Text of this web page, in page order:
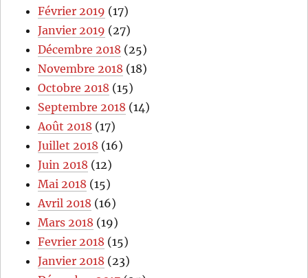
Février 2019 (17)
Janvier 2019 (27)
Décembre 2018 (25)
Novembre 2018 (18)
Octobre 2018 (15)
Septembre 2018 (14)
Août 2018 (17)
Juillet 2018 (16)
Juin 2018 (12)
Mai 2018 (15)
Avril 2018 (16)
Mars 2018 (19)
Fevrier 2018 (15)
Janvier 2018 (23)